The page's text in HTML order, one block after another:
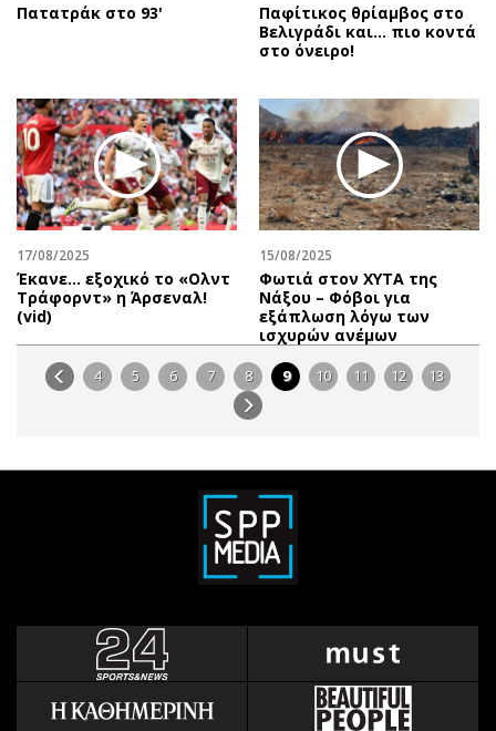
Πατατράκ στο 93'
Παφίτικος θρίαμβος στο
Βελιγράδι και... πιο κοντά
στο όνειρο!
17/08/2025
Έκανε… εξοχικό το «Ολντ
Τράφορντ» η Άρσεναλ!
(vid)
15/08/2025
Φωτιά στον ΧΥΤΑ της
Νάξου – Φόβοι για
εξάπλωση λόγω των
ισχυρών ανέμων
4 5 6 7 8 9 10 11 12 13